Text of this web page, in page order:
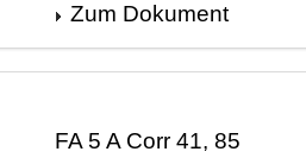
Zum Dokument
FA 5 A Corr 41, 85